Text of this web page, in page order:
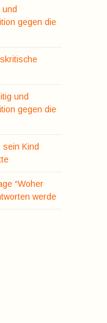
gegen die
und
gegen die
sein Kind
“Woher
werde